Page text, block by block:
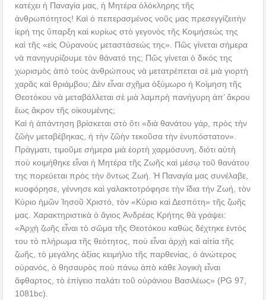
κατέχει ἡ Παναγία μας, ἡ Μητέρα ὁλόκληρης τῆς
ἀνθρωπότητος! Καὶ ὁ πεπερασμένος νοῦς μας πρεσεγγίζειτὴν
ἱερή της ὕπαρξη καὶ κυρίως στὸ γεγονὸς τῆς Κοιμήσεώς της
καὶ τῆς «εἰς Οὐρανοὺς μεταστάσεώς της». Πῶς γίνεται σήμερα
νὰ πανηγυρίζουμε τὸν θάνατό της; Πῶς γίνεται ὁ δικός της
χωρισμὸς ἀπὸ τοὺς ἀνθρώπους νὰ μετατρέπεται σὲ μιὰ γιορτὴ
χαρᾶς καὶ θριάμβου; Δὲν εἶναι σχῆμα ὀξύμωρο ἡ Κοίμηση τῆς
Θεοτόκου νὰ μεταβάλλεται σὲ μιὰ λαμπρὴ πανήγυρη ἀπ’ ἄκρου
ἕως ἄκρον τῆς οἰκουμένης;
Καὶ ἡ ἀπάντηση βρίσκεται στὸ ὅτι «διὰ θανάτου γάρ, πρὸς τὴν
ζῶὴν μεταβέβηκας, ἡ τὴν ζῶὴν τεκοῦσα τὴν ἐνυπόστατον».
Πράγματι, τιμοῦμε σήμερα μιὰ ἑορτὴ χαρμόσυνη, διότι αὐτὴ
ποὺ κοιμήθηκε εἶναι ἡ Μητέρα τῆς Ζωῆς καὶ μέσῳ τοῦ θανάτου
της πορεύεται πρὸς τὴν ὄντως Ζωή. Ἡ Παναγία μας συνέλαβε,
κυοφόρησε, γέννησε καὶ γαλακτοτρόφησε τὴν ἴδια τήν Ζωή, τὸν
Κύριο ἡμῶν Ἰησοῦ Χριστό, τὸν «Κύριο καὶ Δεσπότη» τῆς ζωῆς
μας. Χαρακτηριστικὰ ὁ ἅγιος Ἀνδρέας Κρήτης θὰ γράψει:
«Ἀρχὴ ζωῆς εἶναι τὸ σῶμα τῆς Θεοτόκου καθὼς δέχτηκε ἐντός
του τὸ πλήρωμα τῆς θεότητος, ποὺ εἶναι ἀρχὴ καὶ αἰτία τῆς
ζωῆς, τὸ μεγάλης ἀξίας κειμήλιο τῆς παρθενίας, ὁ ἀνώτερος
οὐρανός, ὁ θησαυρὸς ποὺ πάνω ἀπὸ κάθε λογικὴ εἶναι
ἄφθαρτος, τὸ ἐπίγειο παλάτι τοῦ οὐράνιου Βασιλέως» (PG 97,
1081bc).